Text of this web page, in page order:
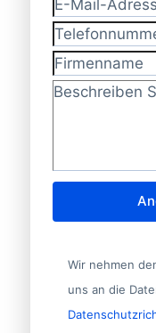
E-Mail-Adresse
Telefonnummer
Firmenname
Zielgruppe/
Wir nehmen
uns an die